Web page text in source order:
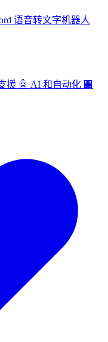
语音转文字机器人
援 🤖 AI 和自动化 🏢